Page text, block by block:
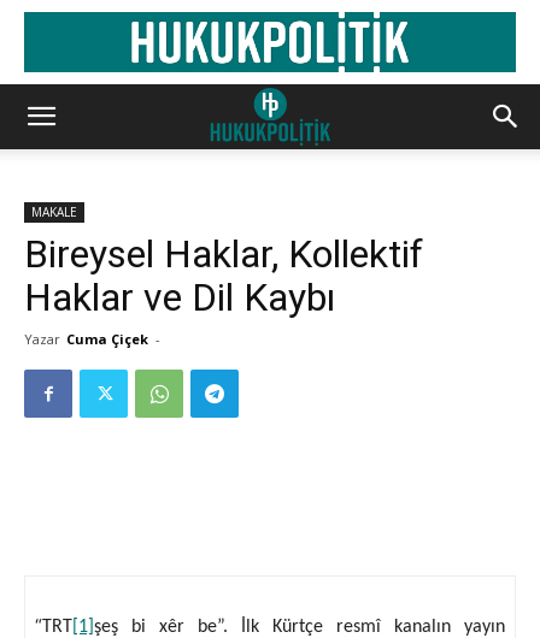
MAKALE
Bireysel Haklar, Kollektif
Haklar ve Dil Kaybı
Yazar Cuma Çiçek -
“TRT [1] şeş bi xêr be”. İlk Kürtçe resmî kanalın yayın